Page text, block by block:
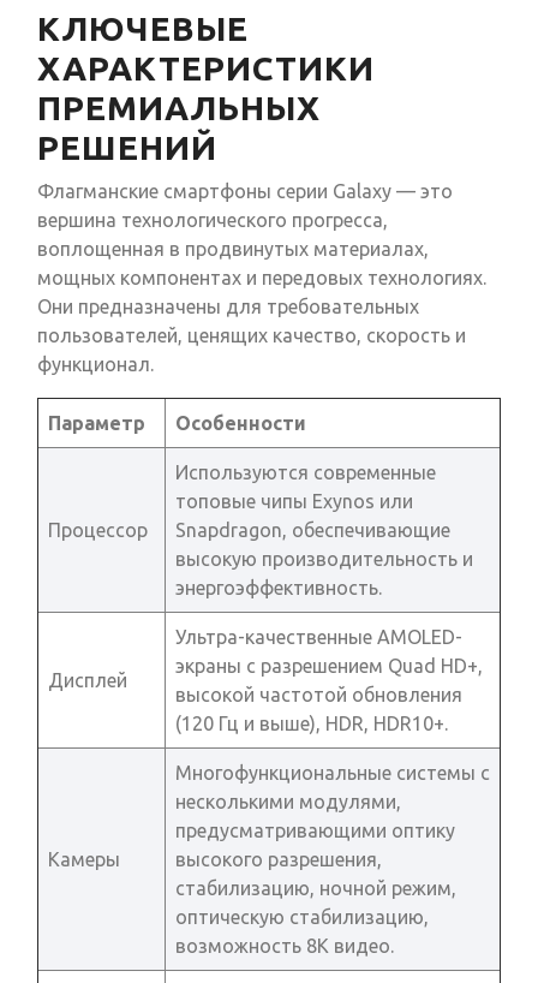
КЛЮЧЕВЫЕ
ХАРАКТЕРИСТИКИ
ПРЕМИАЛЬНЫХ
РЕШЕНИЙ
Флагманские смартфоны серии Galaxy — это
вершина технологического прогресса,
воплощенная в продвинутых материалах,
мощных компонентах и передовых технологиях.
Они предназначены для требовательных
пользователей, ценящих качество, скорость и
функционал.
Параметр Особенности
Процессор
Используются современные
топовые чипы Exynos или
Snapdragon, обеспечивающие
высокую производительность и
энергоэффективность.
Дисплей
Ультра-качественные AMOLED-
экраны с разрешением Quad HD+,
высокой частотой обновления
(120 Гц и выше), HDR, HDR10+.
Камеры
Многофункциональные системы с
несколькими модулями,
предусматривающими оптику
высокого разрешения,
стабилизацию, ночной режим,
оптическую стабилизацию,
возможность 8K видео.